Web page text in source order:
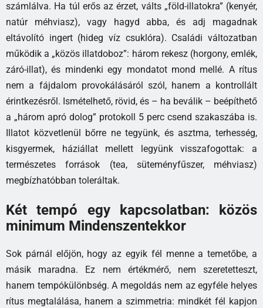
számlálva. Ha túl erős az érzet, válts „föld-illatokra” (kenyér,
natúr méhviasz), vagy hagyd abba, és adj magadnak
eltávolító ingert (hideg víz csuklóra). Családi változatban
működik a „közös illatdoboz”: három rekesz (horgony, emlék,
záró-illat), és mindenki egy mondatot mond mellé. A rítus
nem a fájdalom provokálásáról szól, hanem a kontrollált
érintkezésről. Ismételhető, rövid, és – ha beválik – beépíthető
a „három apró dolog” protokoll 5 perc csend szakaszába is.
Illatot közvetlenül bőrre ne tegyünk, és asztma, terhesség,
kisgyermek, háziállat mellett legyünk visszafogottak: a
természetes források (tea, süteményfűszer, méhviasz)
megbízhatóbban toleráltak.
Két tempó egy kapcsolatban: közös
minimum Mindenszentekkor
Sok párnál előjön, hogy az egyik fél menne a temetőbe, a
másik maradna. Ez nem értékmérő, nem szeretetteszt,
hanem tempókülönbség. A megoldás nem az egyféle helyes
rítus megtalálása, hanem a szimmetria: mindkét fél kapjon